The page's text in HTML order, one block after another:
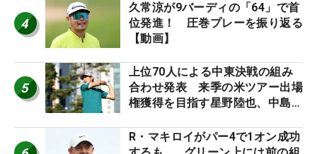
4
久常涼が9バーディの「64」で首
位発進！ 圧巻プレーを振り返る
【動画】
5
上位70人による中東決戦の組み
合わせ発表 来季の米ツアー出場
権獲得を目指す星野陸也、中島啓
R・マキロイがパー4で1オン成功